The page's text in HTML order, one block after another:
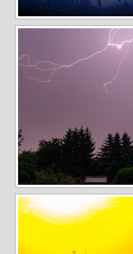
Jürgen Sturtzel
Klaus Dalichow
Heidi Kautzsch
Siegfried Werner
Kontakt
Bilder des Monats
2026
2025